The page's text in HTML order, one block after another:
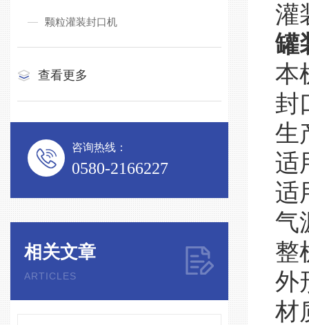
颗粒灌装封口机
查看更多
咨询热线：
0580-2166227
相关文章
ARTICLES
灌
罐
本
封
生
适
适
气
整
外
材